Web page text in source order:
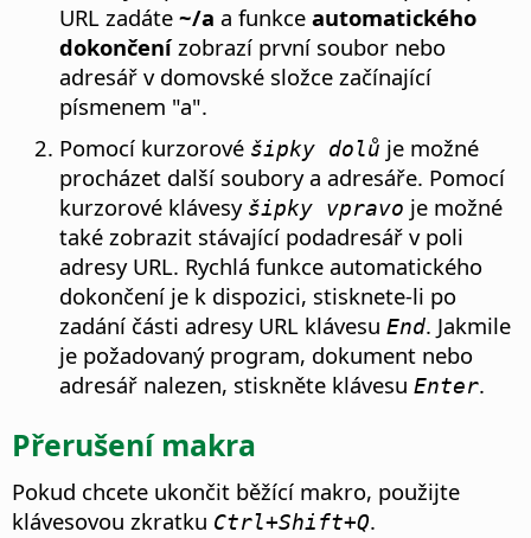
URL zadáte ~/a a funkce automatického
dokončenízobrazí první soubor nebo
adresář v domovské složce začínající
písmenem "a".
Pomocí kurzorové šipky dolů je možné
procházet další soubory a adresáře. Pomocí
kurzorové klávesy šipky vpravo je možné
také zobrazit stávající podadresář v poli
adresy URL. Rychlá funkce automatického
dokončení je k dispozici, stisknete-li po
zadání části adresy URL klávesu End. Jakmile
je požadovaný program, dokument nebo
adresář nalezen, stiskněte klávesu Enter.
Přerušení makra
Pokud chcete ukončit běžící makro, použijte
klávesovou zkratku Ctrl+Shift+Q.